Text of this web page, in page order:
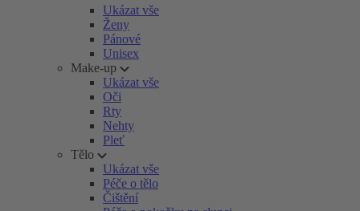
Ukázat vše
Ženy
Pánové
Unisex
Make-up
Ukázat vše
Oči
Rty
Nehty
Pleť
Tělo
Ukázat vše
Péče o tělo
Čištění